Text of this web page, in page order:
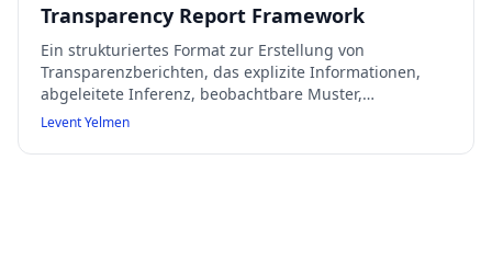
Transparency Report Framework
Ein strukturiertes Format zur Erstellung von
Transparenzberichten, das explizite Informationen,
abgeleitete Inferenz, beobachtbare Muster,
Unsicherheiten und Benutzerkontrolle umfasst.
Levent Yelmen